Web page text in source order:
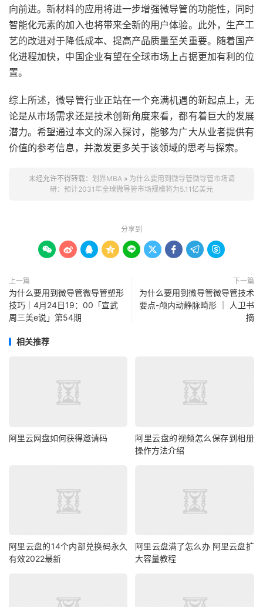
向前进。新材料的应用将进一步增强微导管的功能性，同时
智能化元素的加入也将带来全新的用户体验。此外，生产工
艺的改进对于降低成本、提高产品质量至关重要。随着国产
化进程加快，中国企业有望在全球市场上占据更加有利的位
置。
综上所述，微导管行业正站在一个充满机遇的新起点上，无
论是从市场需求还是技术创新角度来看，都有着巨大的发展
潜力。希望通过本文的深入探讨，能够为广大从业者提供有
价值的参考信息，并激发更多关于该领域的思考与探索。
未经允许不得转载： 划界MBA» 为什么要用到微导管微导管市场调
研：预计2031年全球微导管市场规模将为5.11亿美元
分享到
        
上一篇
为什么要用到微导管微导管塑形
技巧｜4月24日19：00「宣武
周三美e说」第54期
下一篇
为什么要用到微导管微导管技术
要点-颅内动静脉畸形 ｜ 人卫书
摘
相关推荐
阿里云网盘如何获得邀请码
阿里云盘的视频怎么保存到相册
操作方法介绍
阿里云盘的14个内部兑换码永久
有效2022最新
阿里云盘满了怎么办 阿里云盘扩
大容量教程